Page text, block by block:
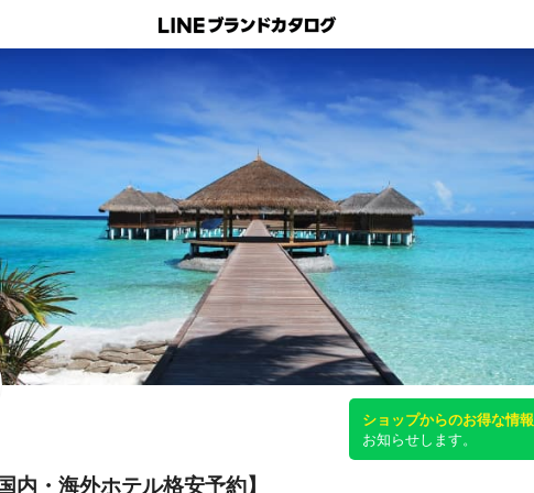
内・海外ホテル格安予約】
ショップからのお得な情報
お知らせします。